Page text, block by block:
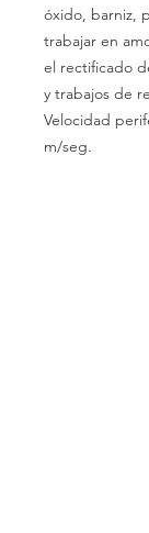
óxido, barniz,
trabajar en
el rectificado
y trabajos de
Velocidad
m/seg.